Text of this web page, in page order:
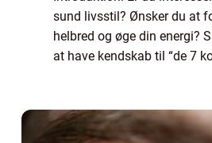
sund livsstil? Ønsker du at
helbred og øge din energi?
at have kendskab til “de 7